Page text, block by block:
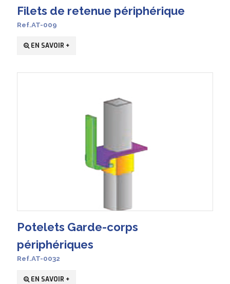
Filets de retenue périphérique
Ref.AT-009
EN SAVOIR +
Potelets Garde-corps
périphériques
Ref.AT-0032
EN SAVOIR +